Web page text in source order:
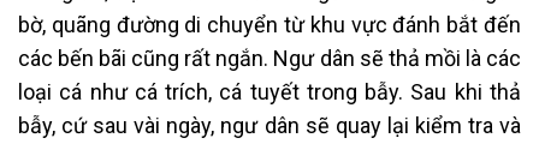
bờ, quãng đường di chuyển từ khu vực đánh bắt đến
các bến bãi cũng rất ngắn. Ngư dân sẽ thả mồi là các
loại cá như cá trích, cá tuyết trong bẫy. Sau khi thả
bẫy, cứ sau vài ngày, ngư dân sẽ quay lại kiểm tra và